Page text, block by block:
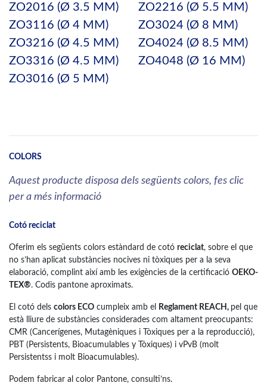
ZO2016 (Ø 3.5 MM)
ZO3116 (Ø 4 MM)
ZO3216 (Ø 4.5 MM)
ZO3316 (Ø 4.5 MM)
ZO3016 (Ø 5 MM)
ZO2216 (Ø 5.5 MM)
ZO3024 (Ø 8 MM)
ZO4024 (Ø 8.5 MM)
ZO4048 (Ø 16 MM)
COLORS
Aquest producte disposa dels següents colors, fes clic
per a més informació
Cotó reciclat
Oferim els següents colors estàndard de cotó reciclat, sobre el que
no s’han aplicat substàncies nocives ni tòxiques per a la seva
elaboració, complint així amb les exigències de la certificació OEKO-
TEX®. Codis pantone aproximats.
El cotó dels colors ECO cumpleix amb el Reglament REACH, pel que
està lliure de substàncies considerades com altament preocupants:
CMR (Cancerígenes, Mutagèniques i Tòxiques per a la reproducció),
PBT (Persistents, Bioacumulables y Tòxiques) i vPvB (molt
Persistentss i molt Bioacumulables).
Podem fabricar al color Pantone, consulti’ns.